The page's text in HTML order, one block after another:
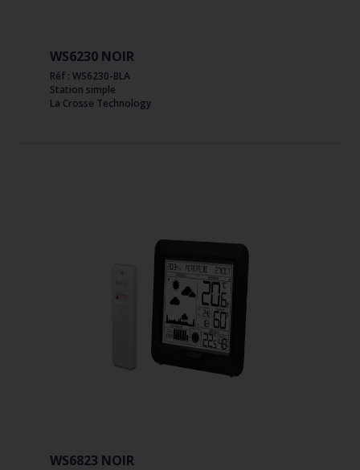
WS6230 NOIR
Réf : WS6230-BLA
Station simple
La Crosse Technology
WS6823 NOIR